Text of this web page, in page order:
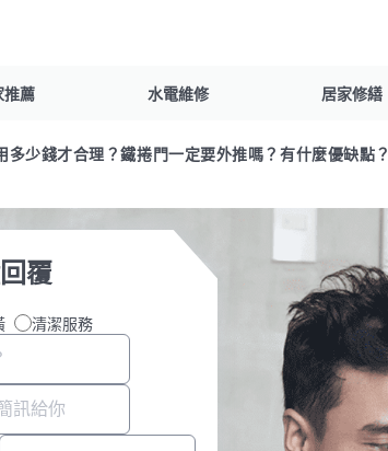
推薦 水電維修 居家修繕
多少錢才合理？鐵捲門一定要外推嗎？有什麼優缺點？
覆
清潔服務